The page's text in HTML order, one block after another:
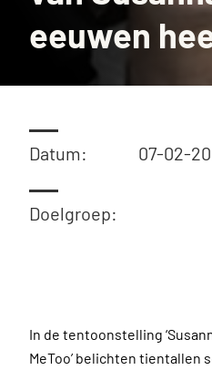
eeuwen
Datum: 07-02-
Doelgroep:
In de tentoonstelling
MeToo’ belichten tientallen